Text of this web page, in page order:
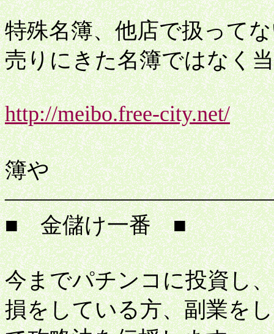
特殊名簿、他店で扱って
売りにきた名簿ではなく
http://meibo.free-city.net/
特
簿や
■ 金儲け一番 ■
今までパチンコに投資し
損をしている方、副業を